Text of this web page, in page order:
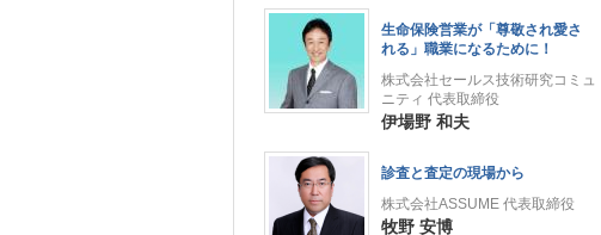
生命保険営業が「尊敬され愛さ
れる」職業になるために！
株式会社セールス技術研究コミュ
ニティ 代表取締役
伊場野 和夫
診査と査定の現場から
株式会社ASSUME 代表取締役
牧野 安博